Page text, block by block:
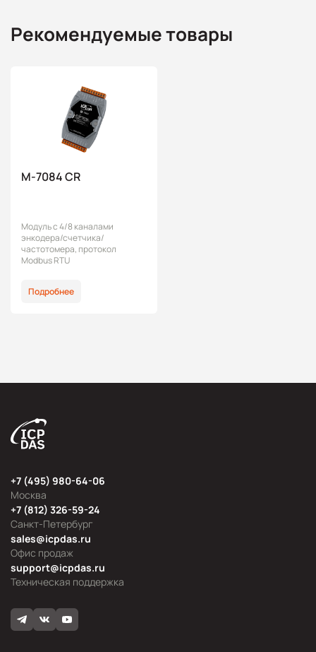
Рекомендуемые товары
M-7084 CR
Модуль с 4/8 каналами
энкодера/счетчика/
частотомера, протокол
Modbus RTU
Подробнее
Москва
+7 (495) 980-64-06
Офис продаж
sales@icpdas.ru
Санкт-Петербург
+7 (812) 326-59-24
Техническая поддержка
support@icpdas.ru